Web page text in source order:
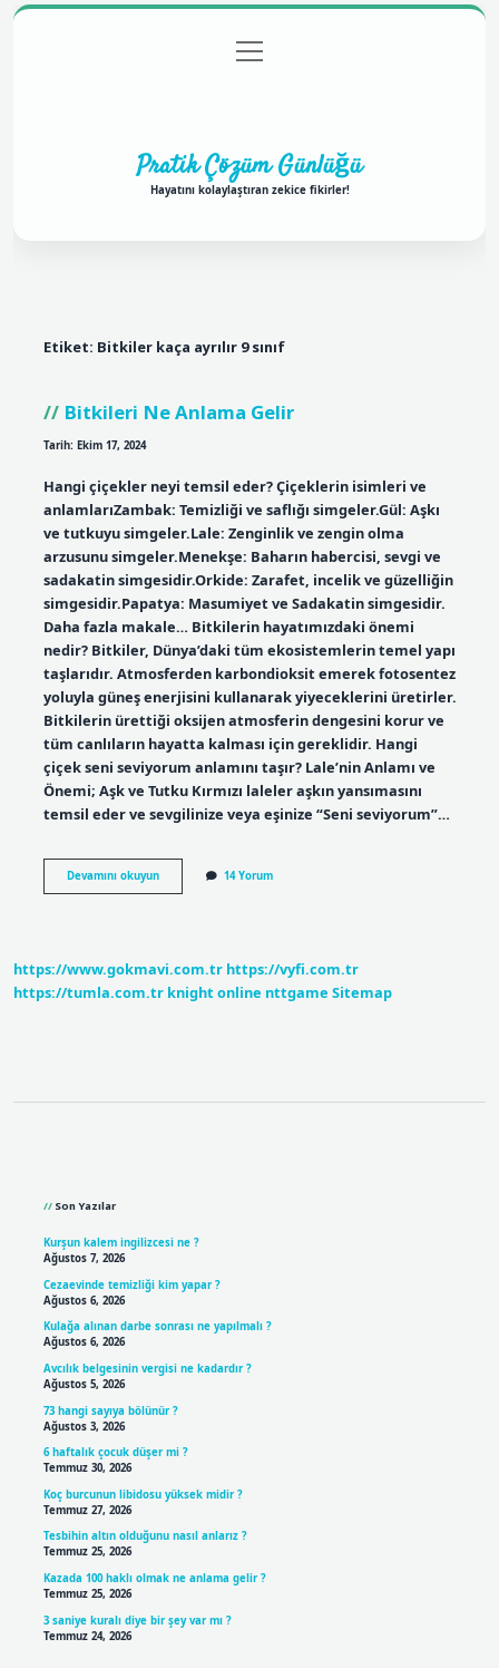
Gizlilik Politikası
menüyü
aç
Pratik Çözüm Günlüğü
Hayatını kolaylaştıran zekice fikirler!
Etiket: Bitkiler kaça ayrılır 9 sınıf
Bitkileri Ne Anlama Gelir
Tarih: Ekim 17, 2024
Hangi çiçekler neyi temsil eder? Çiçeklerin isimleri ve
anlamlarıZambak: Temizliği ve saflığı simgeler.Gül: Aşkı
ve tutkuyu simgeler.Lale: Zenginlik ve zengin olma
arzusunu simgeler.Menekşe: Baharın habercisi, sevgi ve
sadakatin simgesidir.Orkide: Zarafet, incelik ve güzelliğin
simgesidir.Papatya: Masumiyet ve Sadakatin simgesidir.
Daha fazla makale… Bitkilerin hayatımızdaki önemi
nedir? Bitkiler, Dünya’daki tüm ekosistemlerin temel yapı
taşlarıdır. Atmosferden karbondioksit emerek fotosentez
yoluyla güneş enerjisini kullanarak yiyeceklerini üretirler.
Bitkilerin ürettiği oksijen atmosferin dengesini korur ve
tüm canlıların hayatta kalması için gereklidir. Hangi
çiçek seni seviyorum anlamını taşır? Lale’nin Anlamı ve
Önemi; Aşk ve Tutku Kırmızı laleler aşkın yansımasını
temsil eder ve sevgilinize veya eşinize “Seni seviyorum”…
Devamını okuyunBitkileri
Ne
14 Yorum
https://www.gokmavi.com.tr https://vyfi.com.tr
https://tumla.com.tr knight online nttgame Sitemap
Son Yazılar
Kurşun kalem ingilizcesi ne ?
Ağustos 7, 2026
Cezaevinde temizliği kim yapar ?
Ağustos 6, 2026
Kulağa alınan darbe sonrası ne yapılmalı ?
Ağustos 6, 2026
Avcılık belgesinin vergisi ne kadardır ?
Ağustos 5, 2026
73 hangi sayıya bölünür ?
Ağustos 3, 2026
6 haftalık çocuk düşer mi ?
Temmuz 30, 2026
Koç burcunun libidosu yüksek midir ?
Temmuz 27, 2026
Tesbihin altın olduğunu nasıl anlarız ?
Temmuz 25, 2026
Kazada 100 haklı olmak ne anlama gelir ?
Temmuz 25, 2026
3 saniye kuralı diye bir şey var mı ?
Temmuz 24, 2026